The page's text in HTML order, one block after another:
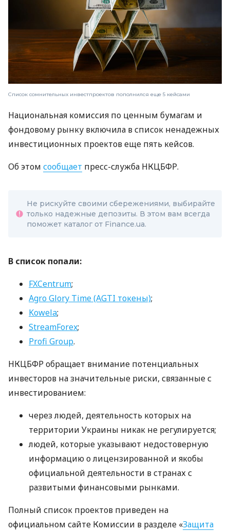
Список сомнительных инвестпроектов пополнился еще 5 кейсами
Национальная комиссия по ценным бумагам и
фондовому рынку включила в список ненадежных
инвестиционных проектов еще пять кейсов.
Об этом сообщает пресс-служба НКЦБФР.
Не рискуйте своими сбережениями, выбирайте
только надежные депозиты. В этом вам всегда
поможет каталог от Finance.ua.
В список попали:
FXCentrum;
Agro Glory Time (AGTI токены);
Kowela;
StreamForex;
Profi Group.
НКЦБФР обращает внимание потенциальных
инвесторов на значительные риски, связанные с
инвестированием:
через людей, деятельность которых на
территории Украины никак не регулируется;
людей, которые указывают недостоверную
информацию о лицензированной и якобы
официальной деятельности в странах с
развитыми финансовыми рынками.
Полный список проектов приведен на
официальном сайте Комиссии в разделе «Защита